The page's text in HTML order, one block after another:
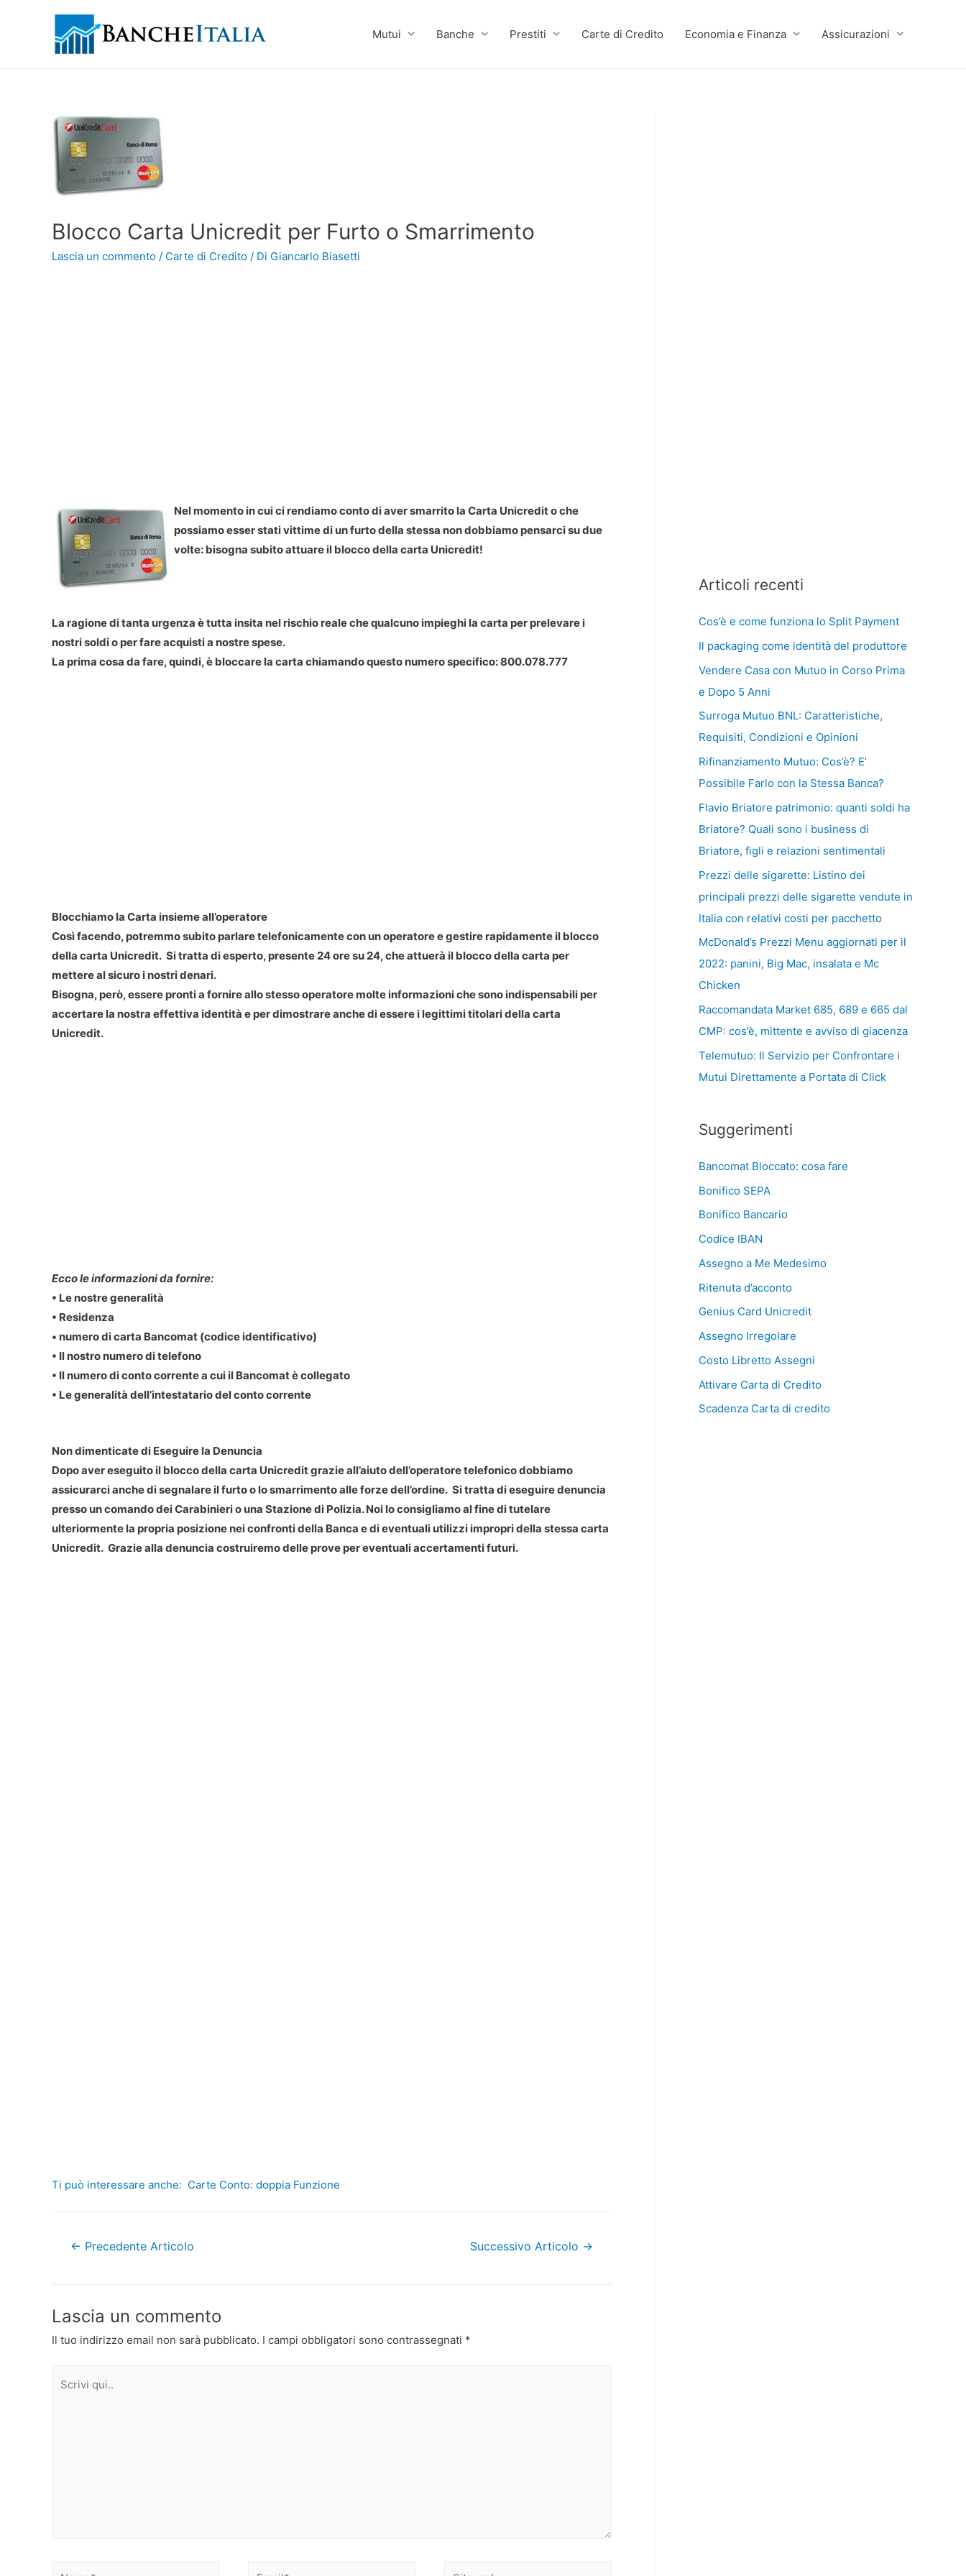
Mutui Banche Prestiti Carte di Credito Economia e Finanza Assicurazioni
Blocco Carta Unicredit per Furto o Smarrimento
Lascia un commento / Carte di Credito / Di Giancarlo Biasetti
Nel momento in cui ci rendiamo conto di aver smarrito la Carta Unicredit o che
possiamo esser stati vittime di un furto della stessa non dobbiamo pensarci su due
volte: bisogna subito attuare il blocco della carta Unicredit!
La ragione di tanta urgenza è tutta insita nel rischio reale che qualcuno impieghi la carta per prelevare i
nostri soldi o per fare acquisti a nostre spese.
La prima cosa da fare, quindi, è bloccare la carta chiamando questo numero specifico:800.078.777
Blocchiamo la Carta insieme all’operatore
Così facendo, potremmo subito parlare telefonicamente con un operatore e gestire rapidamente il blocco
della carta Unicredit. Si tratta di esperto, presente 24 ore su 24, che attuerà il blocco della carta per
mettere al sicuro i nostri denari.
Bisogna, però, essere pronti a fornire allo stesso operatore molte informazioni che sono indispensabili per
accertare la nostra effettiva identità e per dimostrare anche di essere i legittimi titolari della carta
Unicredit.
Ecco le informazioni da fornire:
• Le nostre generalità
• Residenza
• numero di carta Bancomat (codice identificativo)
• Il nostro numero di telefono
• Il numero di conto corrente a cui il Bancomat è collegato
• Le generalità dell’intestatario del conto corrente
Non dimenticate di Eseguire la Denuncia
Dopo aver eseguito il blocco della carta Unicredit grazie all’aiuto dell’operatore telefonico dobbiamo
assicurarci anche di segnalare il furto o lo smarrimento alle forze dell’ordine. Si tratta di eseguire denuncia
presso un comando dei Carabinieri o una Stazione di Polizia. Noi lo consigliamo al fine di tutelare
ulteriormente la propria posizione nei confronti della Banca e di eventuali utilizzi impropri della stessa carta
Unicredit. Grazie alla denuncia costruiremo delle prove per eventuali accertamenti futuri.
Ti può interessare anche: Carte Conto: doppia Funzione
Navigazione
← Precedente Articolo Successivo Articolo →
Lascia un commento
Il tuo indirizzo email non sarà pubblicato. I campi obbligatori sono contrassegnati *
Nome* Email* Sito
Articoli recenti
Cos’è e come funziona lo Split Payment
Il packaging come identità del produttore
Vendere Casa con Mutuo in Corso Prima
e Dopo 5 Anni
Surroga Mutuo BNL: Caratteristiche,
Requisiti, Condizioni e Opinioni
Rifinanziamento Mutuo: Cos’è? E’
Possibile Farlo con la Stessa Banca?
Flavio Briatore patrimonio: quanti soldi ha
Briatore? Quali sono i business di
Briatore, figli e relazioni sentimentali
Prezzi delle sigarette: Listino dei
principali prezzi delle sigarette vendute in
Italia con relativi costi per pacchetto
McDonald’s Prezzi Menu aggiornati per il
2022: panini, Big Mac, insalata e Mc
Chicken
Raccomandata Market 685, 689 e 665 dal
CMP: cos’è, mittente e avviso di giacenza
Telemutuo: Il Servizio per Confrontare i
Mutui Direttamente a Portata di Click
Suggerimenti
Bancomat Bloccato: cosa fare
Bonifico SEPA
Bonifico Bancario
Codice IBAN
Assegno a Me Medesimo
Ritenuta d’acconto
Genius Card Unicredit
Assegno Irregolare
Costo Libretto Assegni
Attivare Carta di Credito
Scadenza Carta di credito